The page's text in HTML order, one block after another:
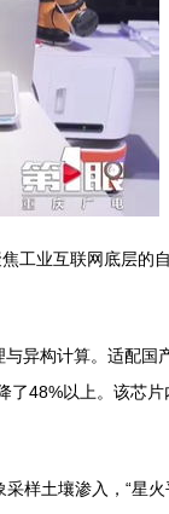
工业互联网底层的
异构计算。适配
48%以上。该芯
土壤渗入，“星